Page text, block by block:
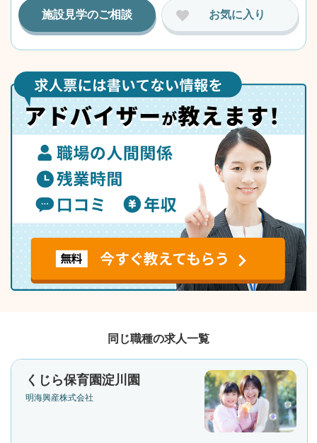
施設見学のご相談 お気に入り
同じ職種の求人一覧
くじら保育園淀川園
明海興産株式会社